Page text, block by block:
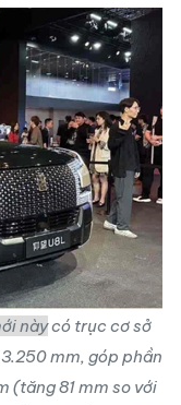
nàycó trục cơ sở
mm, góp phần
(tăng 81 mm so với